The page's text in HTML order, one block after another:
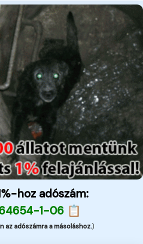
hoz adószám:
1-06 📋
az adószámra a másoláshoz.)